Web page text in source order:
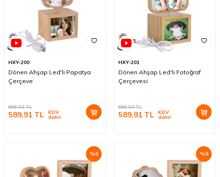
HXY-200
Dönen Ahşap Led'li Papatya
Çerçeve
666,03TL
589,91 TL KDV
dahil
HXY-201
Dönen Ahşap Led'li Fotoğraf
Çerçevesi
666,03TL
589,91 TL KDV
dahil
%6 %6